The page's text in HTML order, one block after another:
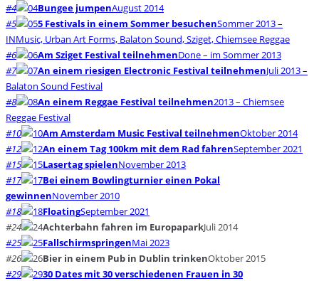
#4
Bungee jumpenAugust 2014
#5
5 Festivals in einem Sommer besuchenSommer 2013 –
INMusic, Urban Art Forms, Balaton Sound, Sziget, Chiemsee Reggae
#6
Am Sziget Festival teilnehmenDone – im Sommer 2013
#7
An einem riesigen Electronic Festival teilnehmenJuli 2013 –
Balaton Sound Festival
#8
An einem Reggae Festival teilnehmen2013 – Chiemsee
Reggae Festival
#10
Am Amsterdam Music Festival teilnehmenOktober 2014
#12
An einem Tag 100km mit dem Rad fahrenSeptember 2021
#15
Lasertag spielenNovember 2013
#17
Bei einem Bowlingturnier einen Pokal
gewinnenNovember 2010
#18
FloatingSeptember 2021
#24
Achterbahn fahren im EuropaparkJuli 2014
#25
FallschirmspringenMai 2023
#26
Bier in einem Pub in Dublin trinkenOktober 2015
#29
30 Dates mit 30 verschiedenen Frauen in 30